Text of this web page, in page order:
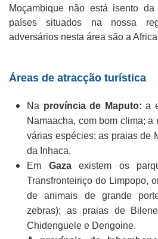
Moçambique não está isento
países situados na nossa
adversários nesta área são a
Áreas de atracção turística
Na província de Maputo: a
Namaacha, com bom clima; a
várias espécies; as praias de
da Inhaca.
Em Gazaexistem os
Transfronteiriço do Limpopo,
de animais de grande
zebras); as praias de
Chidenguele e Dengoine.